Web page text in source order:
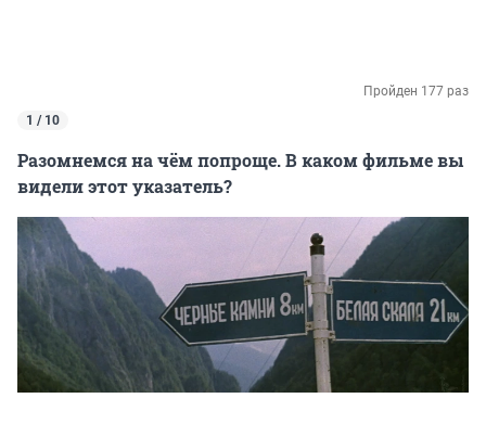
Пройден 177 раз
1 / 10
Разомнемся на чём попроще. В каком фильме вы
видели этот указатель?